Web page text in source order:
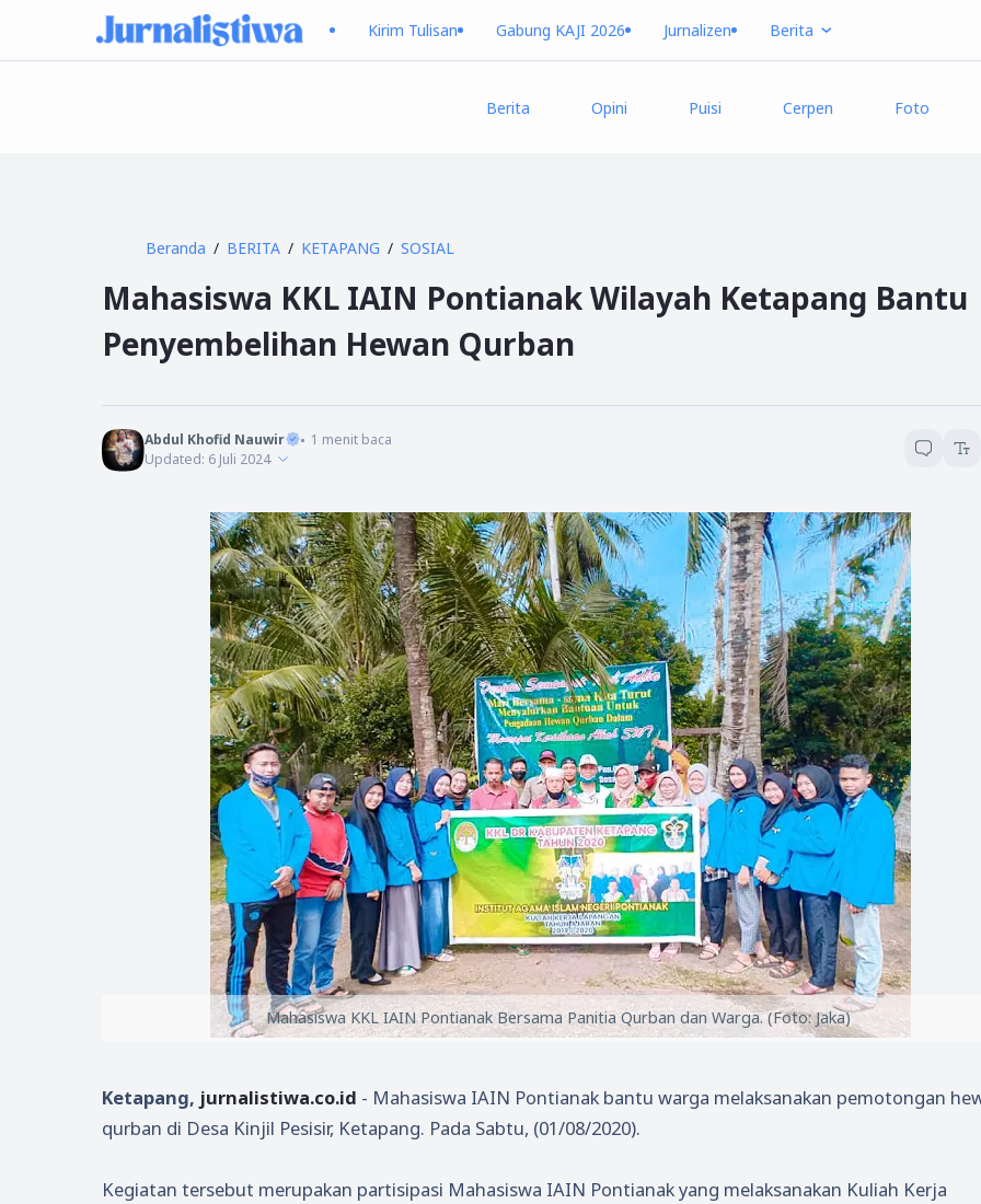
Kirim Tulisan Gabung KAJI 2026 Jurnalizen Berita
Berita Opini Puisi Cerpen Foto
Beranda BERITA KETAPANG SOSIAL
Mahasiswa KKL IAIN Pontianak Wilayah Ketapang Bantu
Penyembelihan Hewan Qurban
Abdul Khofid Nauwir 1 menit baca
Updated: 6 Juli 2024
Mahasiswa KKL IAIN Pontianak Bersama Panitia Qurban dan Warga. (Foto: Jaka)
Ketapang, jurnalistiwa.co.id - Mahasiswa IAIN Pontianak bantu warga melaksanakan pemotongan
qurban di Desa Kinjil Pesisir, Ketapang. Pada Sabtu, (01/08/2020).
Kegiatan tersebut merupakan partisipasi Mahasiswa IAIN Pontianak yang melaksanakan Kuliah Kerja